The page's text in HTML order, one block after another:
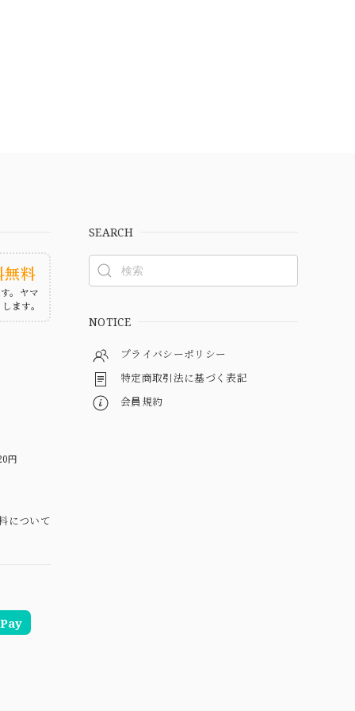
無料
。ヤマ
ます。
円
について
SEARCH
NOTICE
プライバシーポリシー
特定商取引法に基づく表記
会員規約